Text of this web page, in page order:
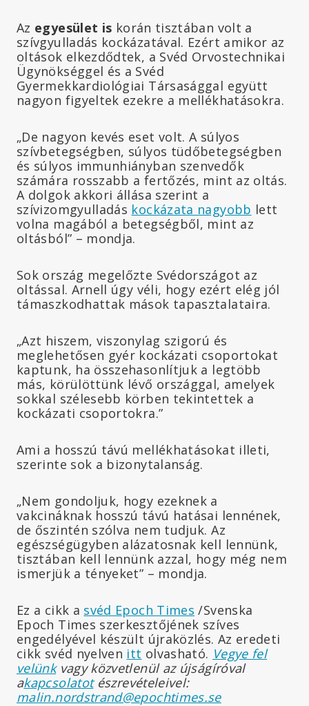
Az egyesület is korán tisztában volt a
szívgyulladás kockázatával. Ezért amikor az
oltások elkezdődtek, a Svéd Orvostechnikai
Ügynökséggel és a Svéd
Gyermekkardiológiai Társasággal együtt
nagyon figyeltek ezekre a mellékhatásokra.
„De nagyon kevés eset volt. A súlyos
szívbetegségben, súlyos tüdőbetegségben
és súlyos immunhiányban szenvedők
számára rosszabb a fertőzés, mint az oltás.
A dolgok akkori állása szerint a
szívizomgyulladás kockázata nagyobb lett
volna magából a betegségből, mint az
oltásból” – mondja.
Sok ország megelőzte Svédországot az
oltással. Arnell úgy véli, hogy ezért elég jól
támaszkodhattak mások tapasztalataira.
„Azt hiszem, viszonylag szigorú és
meglehetősen gyér kockázati csoportokat
kaptunk, ha összehasonlítjuk a legtöbb
más, körülöttünk lévő országgal, amelyek
sokkal szélesebb körben tekintettek a
kockázati csoportokra.”
Ami a hosszú távú mellékhatásokat illeti,
szerinte sok a bizonytalanság.
„Nem gondoljuk, hogy ezeknek a
vakcináknak hosszú távú hatásai lennének,
de őszintén szólva nem tudjuk. Az
egészségügyben alázatosnak kell lennünk,
tisztában kell lennünk azzal, hogy még nem
ismerjük a tényeket” – mondja.
Ez a cikk a svéd Epoch Times /Svenska
Epoch Times szerkesztőjének szíves
engedélyével készült újraközlés. Az eredeti
cikk svéd nyelven itt olvasható. Vegye fel
velünkvagy közvetlenül az újságíróval
akapcsolatotészrevételeivel:
malin.nordstrand@epochtimes.se